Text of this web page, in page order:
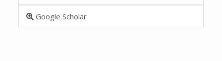
Google Scholar